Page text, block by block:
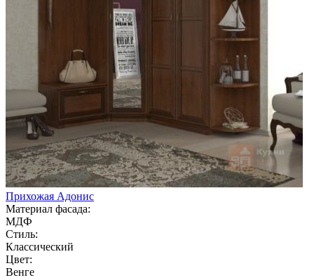
Прихожая Адонис
Материал фасада:
МДФ
Стиль:
Классический
Цвет:
Венге